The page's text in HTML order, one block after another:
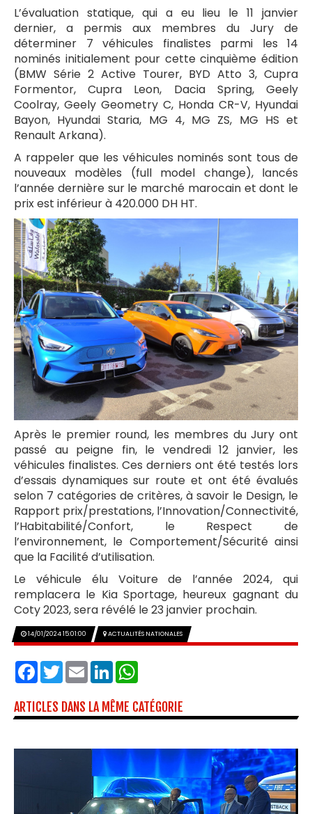
L’évaluation statique, qui a eu lieu le 11 janvier
dernier, a permis aux membres du Jury de
déterminer 7 véhicules finalistes parmi les 14
nominés initialement pour cette cinquième édition
(BMW Série 2 Active Tourer, BYD Atto 3, Cupra
Formentor, Cupra Leon, Dacia Spring, Geely
Coolray, Geely Geometry C, Honda CR-V, Hyundai
Bayon, Hyundai Staria, MG 4, MG ZS, MG HS et
Renault Arkana).
A rappeler que les véhicules nominés sont tous de
nouveaux modèles (full model change), lancés
l’année dernière sur le marché marocain et dont le
prix est inférieur à 420.000 DH HT.
Après le premier round, les membres du Jury ont
passé au peigne fin, le vendredi 12 janvier, les
véhicules finalistes. Ces derniers ont été testés lors
d’essais dynamiques sur route et ont été évalués
selon 7 catégories de critères, à savoir le Design, le
Rapport prix/prestations, l’Innovation/Connectivité,
l’Habitabilité/Confort, le Respect de
l’environnement, le Comportement/Sécurité ainsi
que la Facilité d’utilisation.
Le véhicule élu Voiture de l’année 2024, qui
remplacera le Kia Sportage, heureux gagnant du
Coty 2023, sera révélé le 23 janvier prochain.
14/01/2024 15:01:00 ACTUALITÉS NATIONALES
Facebook
TwitterEmailLinkedIn
ARTICLES DANS LA MÊME CATÉGORIE